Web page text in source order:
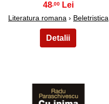
48,00
Literatura romana› Beletristica